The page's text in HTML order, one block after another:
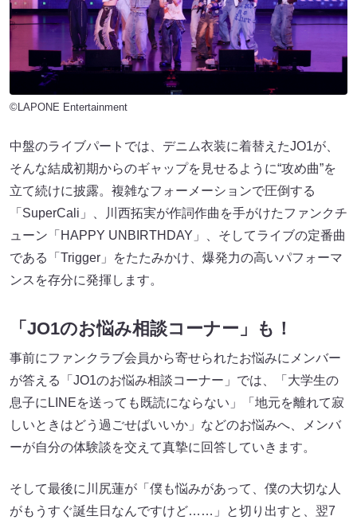
©LAPONE Entertainment
中盤のライブパートでは、デニム衣装に着替えたJO1が、
そんな結成初期からのギャップを見せるように“攻め曲”を
立て続けに披露。複雑なフォーメーションで圧倒する
「SuperCali」、川西拓実が作詞作曲を手がけたファンクチ
ューン「HAPPY UNBIRTHDAY」、そしてライブの定番曲
である「Trigger」をたたみかけ、爆発力の高いパフォーマ
ンスを存分に発揮します。
「JO1のお悩み相談コーナー」も！
事前にファンクラブ会員から寄せられたお悩みにメンバー
が答える「JO1のお悩み相談コーナー」では、「大学生の
息子にLINEを送っても既読にならない」「地元を離れて寂
しいときはどう過ごせばいいか」などのお悩みへ、メンバ
ーが自分の体験談を交えて真摯に回答していきます。
そして最後に川尻蓮が「僕も悩みがあって、僕の大切な人
がもうすぐ誕生日なんですけど……」と切り出すと、翌7